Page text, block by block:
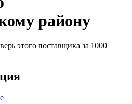
району
этого поставщика за 1000